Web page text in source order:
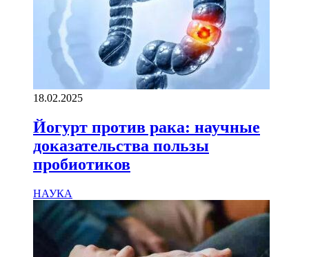
18.02.2025
Йогурт против рака: научные
доказательства пользы
пробиотиков
НАУКА